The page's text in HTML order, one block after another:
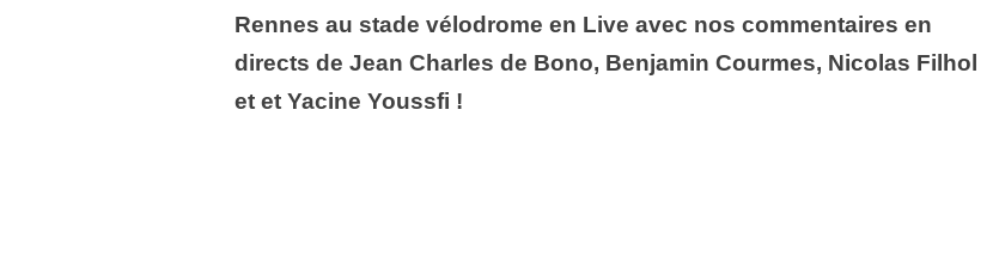
Rennes au stade vélodrome en Live avec nos commentaires en
directs de Jean Charles de Bono, Benjamin Courmes, Nicolas Filhol
et et Yacine Youssfi !